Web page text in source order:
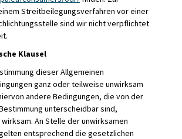
Streitbeilegungsverfahren vor einer
sind wir nicht verpflichtet
Klausel
dieser Allgemeinen
ganz oder teilweise unwirksam
andere Bedingungen, die von der
unterscheidbar sind,
An Stelle der unwirksamen
entsprechend die gesetzlichen